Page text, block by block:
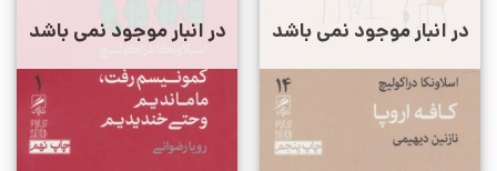
در انبار موجود نمی باشد در انبار موجود نمی باشد